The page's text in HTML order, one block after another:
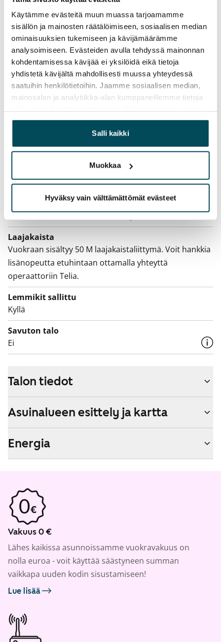
Käytämme evästeitä muun muassa tarjoamamme
sisällön ja mainosten räätälöimiseen, sosiaalisen median
ominaisuuksien tukemiseen ja kävijämäärämme
analysoimiseen. Evästeiden avulla tehdyssä mainonnan
kohdentamisessa kävijää ei yksilöidä eikä tietoja
yhdistetä kävijältä mahdollisesti muussa yhteydessä
saatuihin henkilötietoihin. Jaamme sosiaalisen median,
mainosalan ja analytiikka-alan kumppaneillemme tietoja
yhdistää näitä tietoja muihin tietoihin, joita olet antanut
heille tai joita on kerätty, kun olet käyttänyt heidän
palvelujaan.
Salli kaikki
Muokkaa
Hyväksy vain välttämättömät evästeet
Vuokravakuus
0 €, (yrityksille min. 1 kk vuokra)
Vuokrasopimus
Toistaiseksi voimassa oleva, minimi asumisaika
12 kk
Irtisanomis­mahdollisuus
12 kk vuokrasopimuksesta tai sopimussakolla
aiemmin
Pakollinen, ei sisälly vuokraan
27 €/hlö/kk
Sähkömaksu
Vuokralainen solmii itse sähkösopimuksen.
Laajakaista
Vuokraan sisältyy 50 M laajakaistaliittymä. Voit hankkia
lisänopeutta etuhintaan ottamalla yhteyttä
operaattoriin Telia.
Lemmikit sallittu
Kyllä
Savuton talo
Ei
Talon tiedot
Asuinalueen esittely ja kartta
Energia
Vakuus 0 €
Lähes kaikissa asunnoissamme vuokravakuus on
nolla euroa - voit käyttää säästyneen summan
vaikkapa uuden kodin sisustamiseen!
Lue lisää